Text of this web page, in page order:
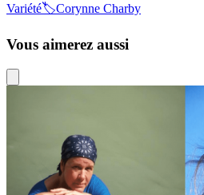
Variété🏷️Corynne Charby
Vous aimerez aussi